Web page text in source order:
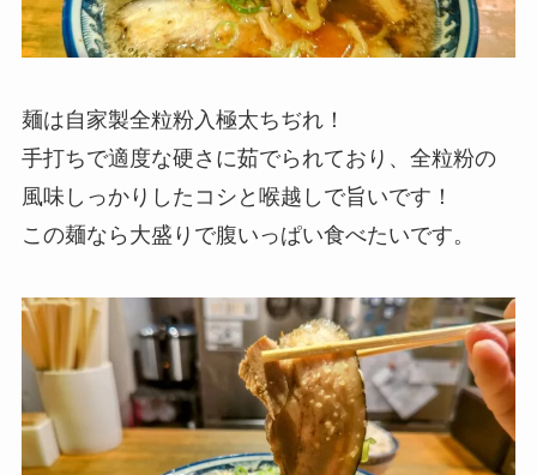
麺は自家製全粒粉入極太ちぢれ！
手打ちで適度な硬さに茹でられており、全粒粉の
風味しっかりしたコシと喉越しで旨いです！
この麺なら大盛りで腹いっぱい食べたいです。